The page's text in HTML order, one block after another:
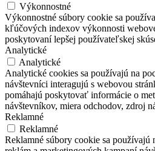
Výkonnostné
Výkonnostné súbory cookie sa
kľúčových indexov výkonnosti
poskytovaní lepšej používateľskej
Analytické
Analytické
Analytické cookies sa používajú na
návštevníci interagujú s webovou
pomáhajú poskytovať informácie o
návštevníkov, miera odchodov, zdroj
Reklamné
Reklamné
Reklamné súbory cookie sa používajú